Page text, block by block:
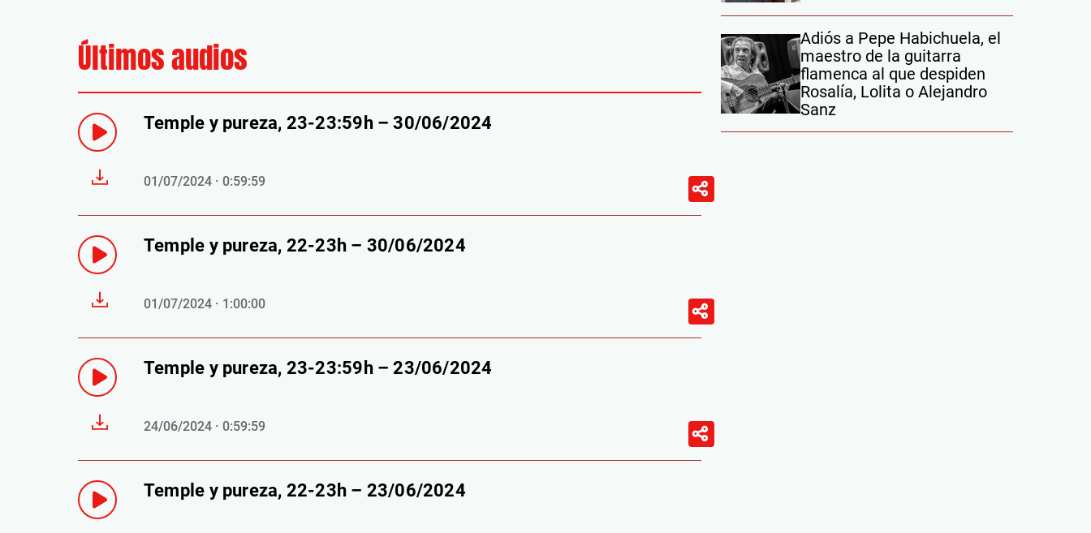
Últimos audios
Temple y pureza, 23-23:59h – 30/06/2024
01/07/2024 · 0:59:59
Temple y pureza, 22-23h – 30/06/2024
01/07/2024 · 1:00:00
Temple y pureza, 23-23:59h – 23/06/2024
24/06/2024 · 0:59:59
Temple y pureza, 22-23h – 23/06/2024
Adiós a Pepe Habichuela, el
maestro de la guitarra
flamenca al que despiden
Rosalía, Lolita o Alejandro
Sanz